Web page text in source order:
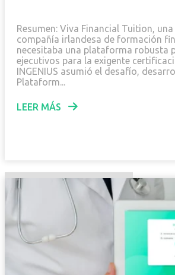
Resumen: Viva Financial Tuition,
compañía irlandesa de formación
necesitaba una plataforma robusta
ejecutivos para la exigente
INGENIUS asumió el desafío,
Plataform...
LEER MÁS